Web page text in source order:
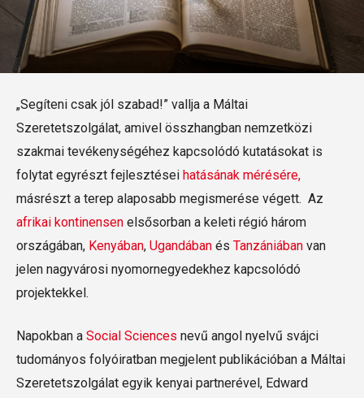
„Segíteni csak jól szabad!” vallja a Máltai
Szeretetszolgálat, amivel összhangban nemzetközi
szakmai tevékenységéhez kapcsolódó kutatásokat is
folytat egyrészt fejlesztései hatásának mérésére,
másrészt a terep alaposabb megismerése végett. Az
afrikai kontinensen elsősorban a keleti régió három
országában, Kenyában, Ugandában és Tanzániában van
jelen nagyvárosi nyomornegyedekhez kapcsolódó
projektekkel.
Napokban a Social Sciences nevű angol nyelvű svájci
tudományos folyóiratban megjelent publikációban a Máltai
Szeretetszolgálat egyik kenyai partnerével, Edward